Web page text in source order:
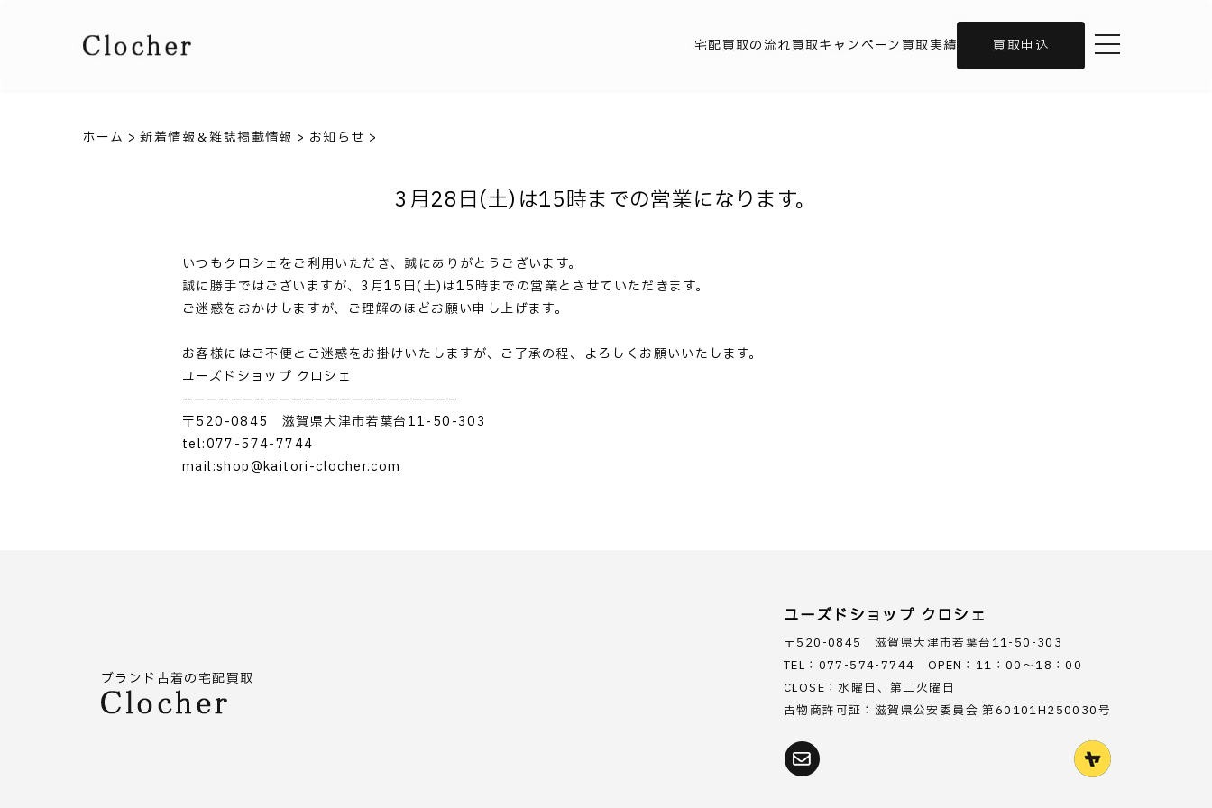
宅配買取の流れ買取キャンペーン買取実績 買取申込 toggle navigation
ホーム >新着情報＆雑誌掲載情報 > お知らせ >
3月28日(土)は15時までの営業になります。
いつもクロシェをご利用いただき、誠にありがとうございます。
誠に勝手ではございますが、3月15日(土)は15時までの営業とさせていただきます。
ご迷惑をおかけしますが、ご理解のほどお願い申し上げます。
お客様にはご不便とご迷惑をお掛けいたしますが、ご了承の程、よろしくお願いいたします。
ユーズドショップ クロシェ
——————————————————————–
〒520-0845 滋賀県大津市若葉台11-50-303
tel:077-574-7744
mail:shop@kaitori-clocher.com
ブランド古着の宅配買取
ユーズドショップ クロシェ
〒520-0845 滋賀県大津市若葉台11-50-303
TEL：077-574-7744 OPEN：11：00～18：00
CLOSE：水曜日、第二火曜日
古物商許可証：滋賀県公安委員会 第60101H250030号